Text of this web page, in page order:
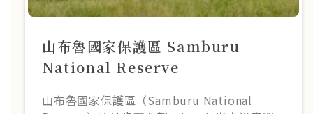
山布魯國家保護區 Samburu
National Reserve
山布魯國家保護區（Samburu National